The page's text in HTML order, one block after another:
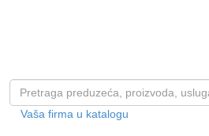
Vaša firma u katalogu